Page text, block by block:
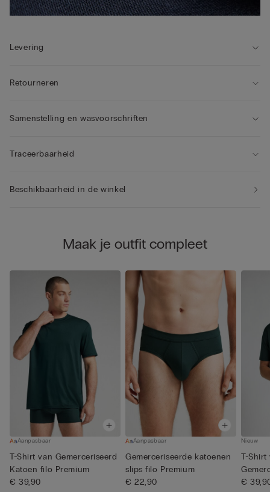
Levering
Retourneren
Samenstelling en wasvoorschriften
Traceerbaarheid
Beschikbaarheid in de winkel
Maak je outfit compleet
Aanpasbaar
T-Shirt van Gemerceriseerd
Katoen filo Premium
€ 39,90
Aanpasbaar
Gemerceriseerde katoenen
slips filo Premium
€ 22,90
Nieuw
T-
...
€